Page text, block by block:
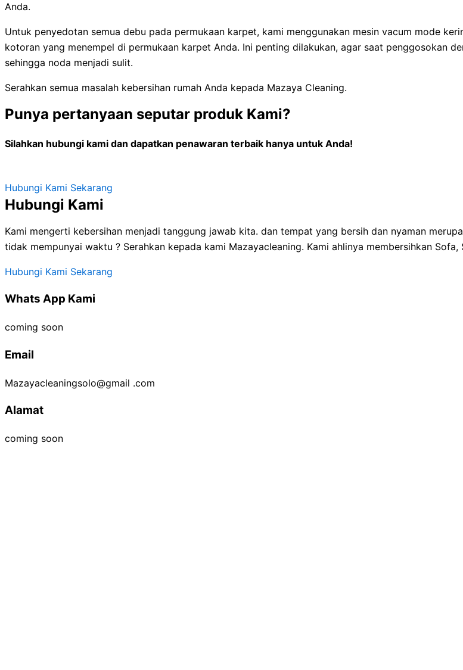
Anda.
Untuk penyedotan semua debu pada permukaan karpet, kami menggunakan mesin vacum mode
kotoran yang menempel di permukaan karpet Anda. Ini penting dilakukan, agar saat penggosokan
sehingga noda menjadi sulit.
Serahkan semua masalah kebersihan rumah Anda kepada Mazaya Cleaning.
Punya pertanyaan seputar produk Kami?
Silahkan hubungi kami dan dapatkan penawaran terbaik hanya untuk Anda!
Hubungi Kami Sekarang
Hubungi Kami
Kami mengerti kebersihan menjadi tanggung jawab kita. dan tempat yang bersih dan nyaman
tidak mempunyai waktu ? Serahkan kepada kami Mazayacleaning. Kami ahlinya membersihkan Sofa,
Hubungi Kami Sekarang
Whats App Kami
coming soon
Email
Mazayacleaningsolo@gmail .com
Alamat
coming soon